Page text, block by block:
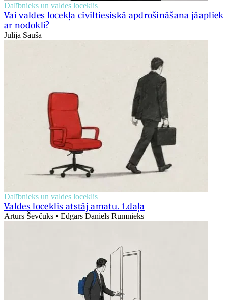
Dalībnieks un valdes loceklis
Vai valdes locekļa civiltiesiskā apdrošināšana jāapliek
ar nodokli?
Jūlija Sauša
Dalībnieks un valdes loceklis
Valdes loceklis atstāj amatu. 1.daļa
Artūrs Ševčuks • Edgars Daniels Rūmnieks